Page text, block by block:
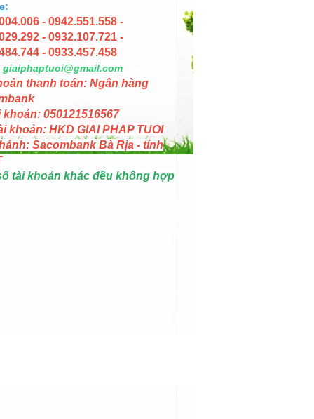
- 0942.551.558 -
- 0932.107.721 -
- 0933.457.458
giaiphaptuoi@gmail.com
thanh toán: Ngân hàng
khoản: 050121516567
khoản: HKD GIAI PHAP TUOI
Sacombank Bà Rịa - tỉnh
tài khoản khác đều không hợp